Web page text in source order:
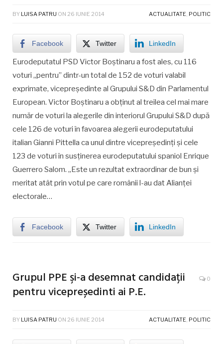
BY LUISA PATRU ON 26 IUNIE 2014 ACTUALITATE, POLITIC
Facebook Twitter LinkedIn
Eurodeputatul PSD Victor Boştinaru a fost ales, cu 116
voturi „pentru” dintr-un total de 152 de voturi valabil
exprimate, vicepreşedinte al Grupului S&D din Parlamentul
European. Victor Boştinaru a obţinut al treilea cel mai mare
număr de voturi la alegerile din interiorul Grupului S&D după
cele 126 de voturi în favoarea alegerii eurodeputatului
italian Gianni Pittella ca unul dintre vicepreşedinţi şi cele
123 de voturi în susţinerea eurodeputatului spaniol Enrique
Guerrero Salom. „Este un rezultat extraordinar de bun şi
meritat atât prin votul pe care românii l-au dat Alianţei
electorale…
Facebook Twitter LinkedIn
Grupul PPE şi-a desemnat candidații
pentru vicepreședinti ai P.E.
0
BY LUISA PATRU ON 26 IUNIE 2014 ACTUALITATE, POLITIC